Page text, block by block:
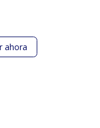
ahora